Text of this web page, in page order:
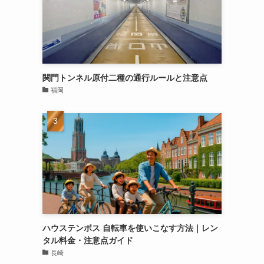
関門トンネル原付二種の通行ルールと注意点
福岡
ハウステンボス 自転車を使いこなす方法｜レン
タル料金・注意点ガイド
長崎